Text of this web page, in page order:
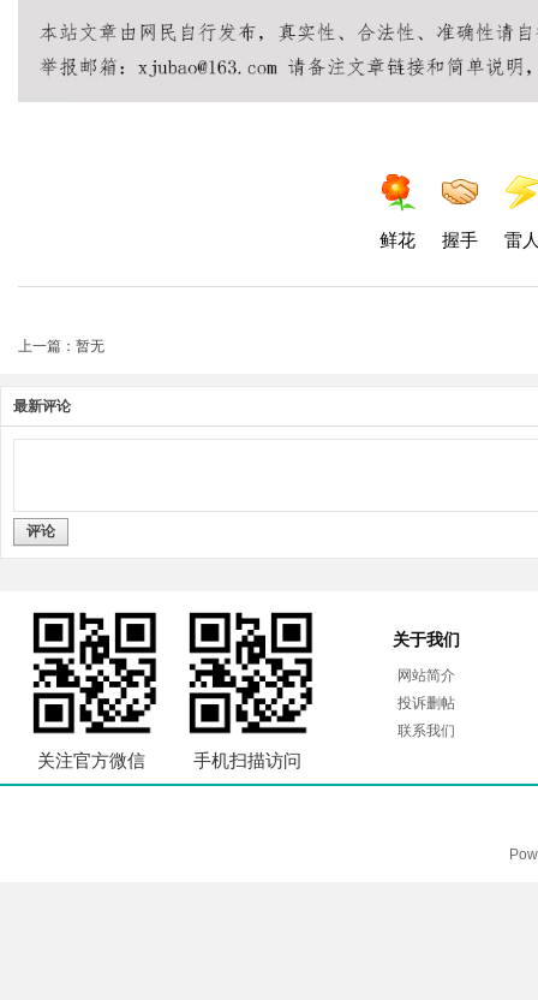
鲜花 握手 雷
上一篇：暂无
最新评论
评论
关注官方微信 手机扫描访问
关于我们
网站简介
投诉删帖
联系我们